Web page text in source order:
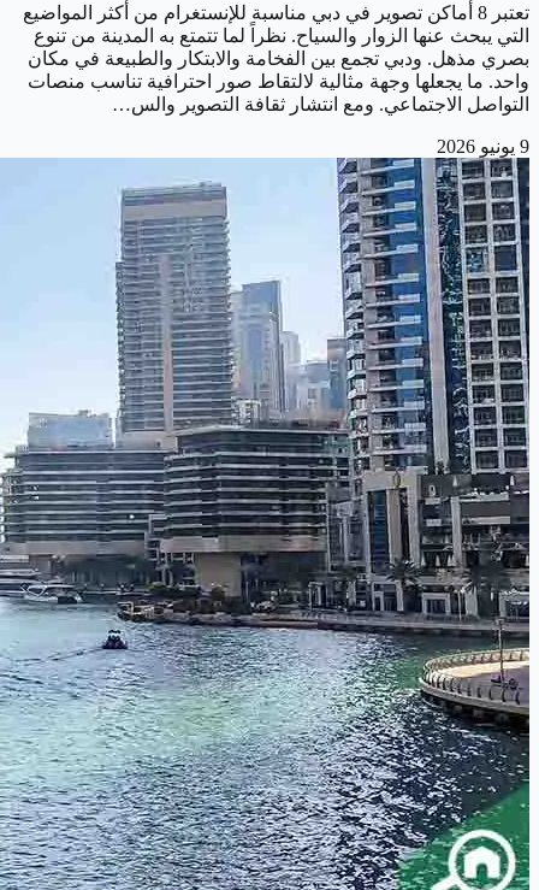
تعتبر 8 أماكن تصوير في دبي مناسبة للإنستغرام من أكثر المواضيع
التي يبحث عنها الزوار والسياح. نظراً لما تتمتع به المدينة من تنوع
بصري مذهل. ودبي تجمع بين الفخامة والابتكار والطبيعة في مكان
واحد. ما يجعلها وجهة مثالية لالتقاط صور احترافية تناسب منصات
التواصل الاجتماعي. ومع انتشار ثقافة التصوير والس…
9 يونيو 2026